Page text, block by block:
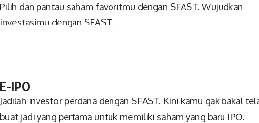
Pilih dan pantau saham favoritmu dengan SFAST. Wujudkan
investasimu dengan SFAST.
E-IPO
Jadilah investor perdana dengan SFAST. Kini kamu gak bakal
buat jadi yang pertama untuk memiliki saham yang baru IPO.